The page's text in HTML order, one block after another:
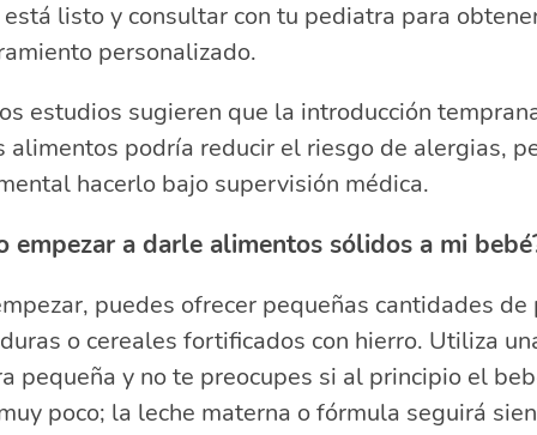
listo y consultar con tu pediatra para
personalizado.
estudios sugieren que la introducción
alimentos podría reducir el riesgo de alergias,
hacerlo bajo supervisión médica.
empezar a darle alimentos sólidos a mi
puedes ofrecer pequeñas cantidades de
o cereales fortificados con hierro. Utiliza
pequeña y no te preocupes si al principio el
poco; la leche materna o fórmula seguirá